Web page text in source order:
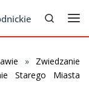
Search
» Zwiedzanie
Starego Miasta